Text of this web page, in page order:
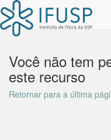
Você não tem
este recurso
Retornar para a última